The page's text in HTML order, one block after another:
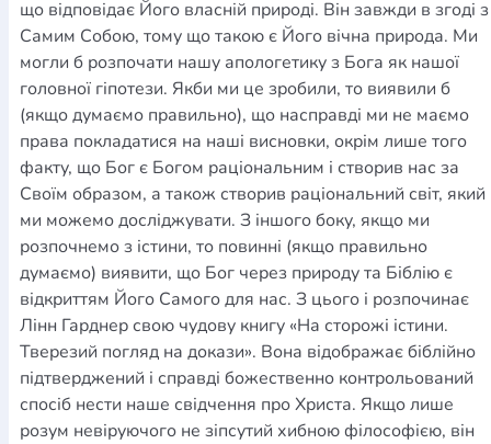
що відповідає Його власній природі. Він завжди в згоді з
Самим Собою, тому що такою є Його вічна природа. Ми
могли б розпочати нашу апологетику з Бога як нашої
головної гіпотези. Якби ми це зробили, то виявили б
(якщо думаємо правильно), що насправді ми не маємо
права покладатися на наші висновки, окрім лише того
факту, що Бог є Богом раціональним і створив нас за
Своїм образом, а також створив раціональний світ, який
ми можемо досліджувати. З іншого боку, якщо ми
розпочнемо з істини, то повинні (якщо правильно
думаємо) виявити, що Бог через природу та Біблію є
відкриттям Його Самого для нас. З цього і розпочинає
Лінн Гарднер свою чудову книгу «На сторожі істини.
Тверезий погляд на докази». Вона відображає біблійно
підтверджений і справді божественно контрольований
спосіб нести наше свідчення про Христа. Якщо лише
розум невіруючого не зіпсутий хибною філософією, він